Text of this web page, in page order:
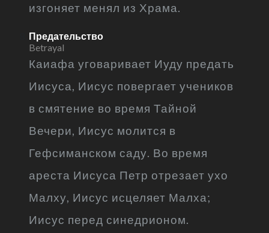
изгоняет менял из Храма.
Предательство
Betrayal
Каиафа уговаривает Иуду предать
Иисуса, Иисус повергает учеников
в смятение во время Тайной
Вечери, Иисус молится в
Гефсиманском саду. Во время
ареста Иисуса Петр отрезает ухо
Малху, Иисус исцеляет Малха;
Иисус перед синедрионом.